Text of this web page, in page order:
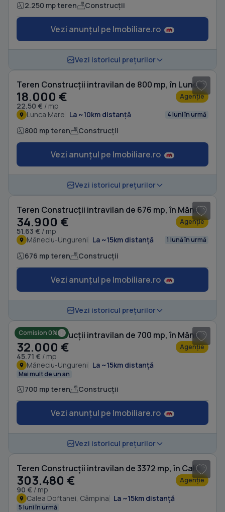
2.250 mp teren Construcții
Vezi anunțul pe Imobiliare.ro
Vezi istoricul prețurilor
Teren Construcții intravilan de 800 mp, în Lunca Mare
18.000 €
22.50 € / mp
Agenție
Lunca Mare La ~10km distanță 4 luni în urmă
800 mp teren Construcții
Vezi anunțul pe Imobiliare.ro
Vezi istoricul prețurilor
Teren Construcții intravilan de 676 mp, în Măneciu-Ungureni
34.900 €
51.63 € / mp
Agenție
Măneciu-Ungureni La ~15km distanță 1 lună în urmă
676 mp teren Construcții
Vezi anunțul pe Imobiliare.ro
Vezi istoricul prețurilor
Comision 0% Teren Construcții intravilan de 700 mp, în Măneciu-Ungureni
32.000 €
45.71 € / mp
Agenție
Măneciu-Ungureni La ~15km distanță
Mai mult de un an
700 mp teren Construcții
Vezi anunțul pe Imobiliare.ro
Vezi istoricul prețurilor
Teren Construcții intravilan de 3372 mp, în Calea Doftanei
303.480 €
90 € / mp
Agenție
Calea Doftanei, Câmpina La ~15km distanță
5 luni în urmă